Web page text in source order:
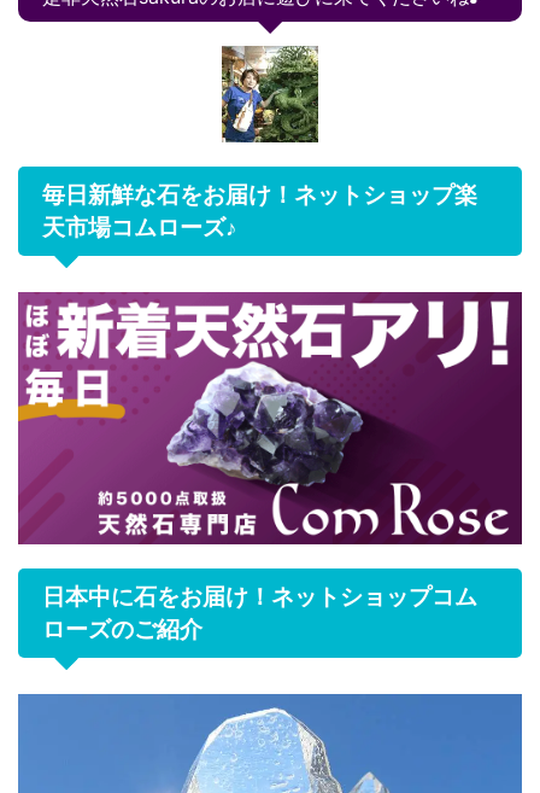
毎日新鮮な石をお届け！ネットショップ楽
天市場コムローズ♪
日本中に石をお届け！ネットショップコム
ローズのご紹介